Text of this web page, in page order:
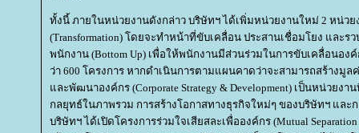
ทั้งนี้ ภายในหน่วยงานดังกล่าว บริษัทฯ ได้เพิ่มหน่วยงานใหม่ 2 หน่ว
(Transformation) โดยจะทำหน้าที่ขับเคลื่อน ประสานเชื่อมโยง และร
พนักงาน (Bottom Up) เพื่อให้พนักงานมีส่วนร่วมในการขับเคลื่อนอง
ว่า 600 โครงการ หากดำเนินการตามแผนคาดว่าจะสามารถสร้างมู
ละพัฒนาองค์กร (Corporate Strategy & Development) เป็นหน่วยง
กลยุทธ์ในภาพรวม การสร้างโอกาสทางธุรกิจใหม่ๆ ของบริษัทฯ และ
บริษัทฯ ได้เปิดโครงการร่วมใจเสียสละเพื่อองค์กร (Mutual